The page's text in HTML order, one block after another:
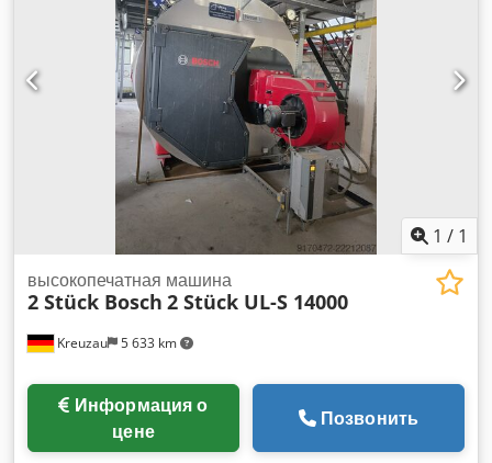
1 / 1
Kreuzau 5 633 km
высокопечатная машина
2 Stück Bosch 2 Stück UL-S 14000
цене
Позвонить